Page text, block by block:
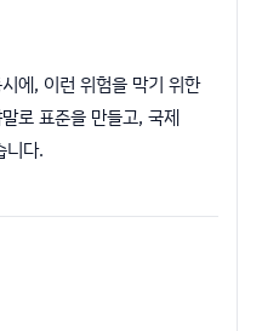
에, 이런 위험을 막기 위한
로 표준을 만들고, 국제
니다.